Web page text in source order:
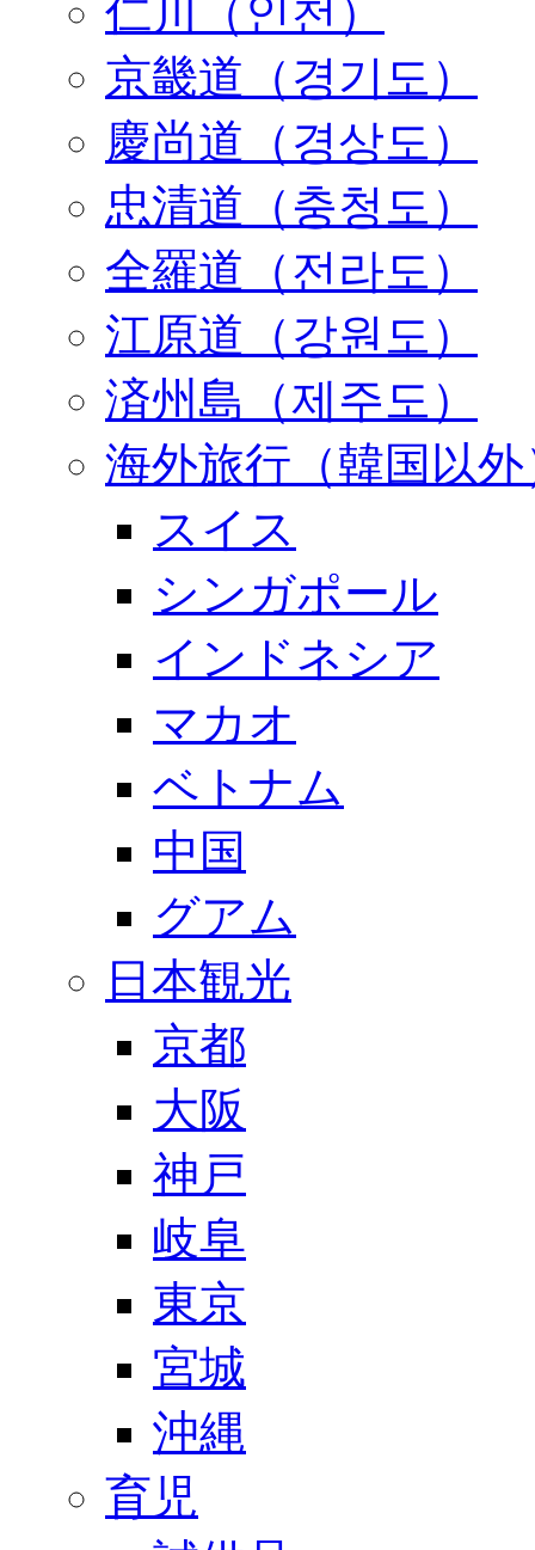
仁川（인천）
京畿道（경기도）
慶尚道（경상도）
忠清道（충청도）
全羅道（전라도）
江原道（강원도）
済州島（제주도）
海外旅行（韓国以外
スイス
シンガポール
インドネシア
マカオ
ベトナム
中国
グアム
日本観光
京都
大阪
神戸
岐阜
東京
宮城
沖縄
育児